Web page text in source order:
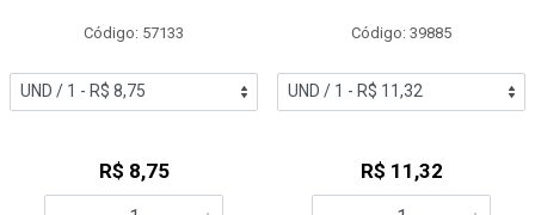
Código: 57133
R$ 8,75
Código: 39885
R$ 11,32